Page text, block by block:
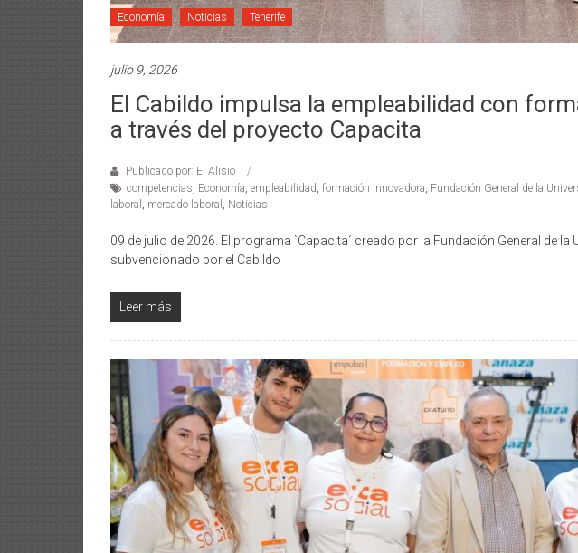
Economía Noticias Tenerife
julio 9, 2026
El Cabildo impulsa la empleabilidad con
a través del proyecto Capacita
Publicado por: El Alisio
competencias, Economía, empleabilidad, formación innovadora, Fundación General de la
laboral , mercado laboral , Noticias
09 de julio de 2026. El programa `Capacita´ creado por la Fundación General de la
subvencionado por el Cabildo
Leer más